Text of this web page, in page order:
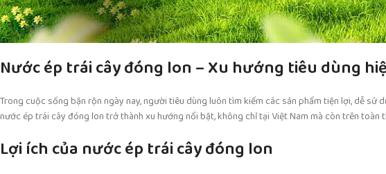
Nước ép trái cây đóng lon – Xu hướng tiêu dùng
Trong cuộc sống bận rộn ngày nay, người tiêu dùng luôn tìm kiếm các sản phẩm tiện lợi, dễ
nước ép trái cây đóng lon trở thành xu hướng nổi bật, không chỉ tại Việt Nam mà còn trên toàn
Lợi ích của nước ép trái cây đóng lon